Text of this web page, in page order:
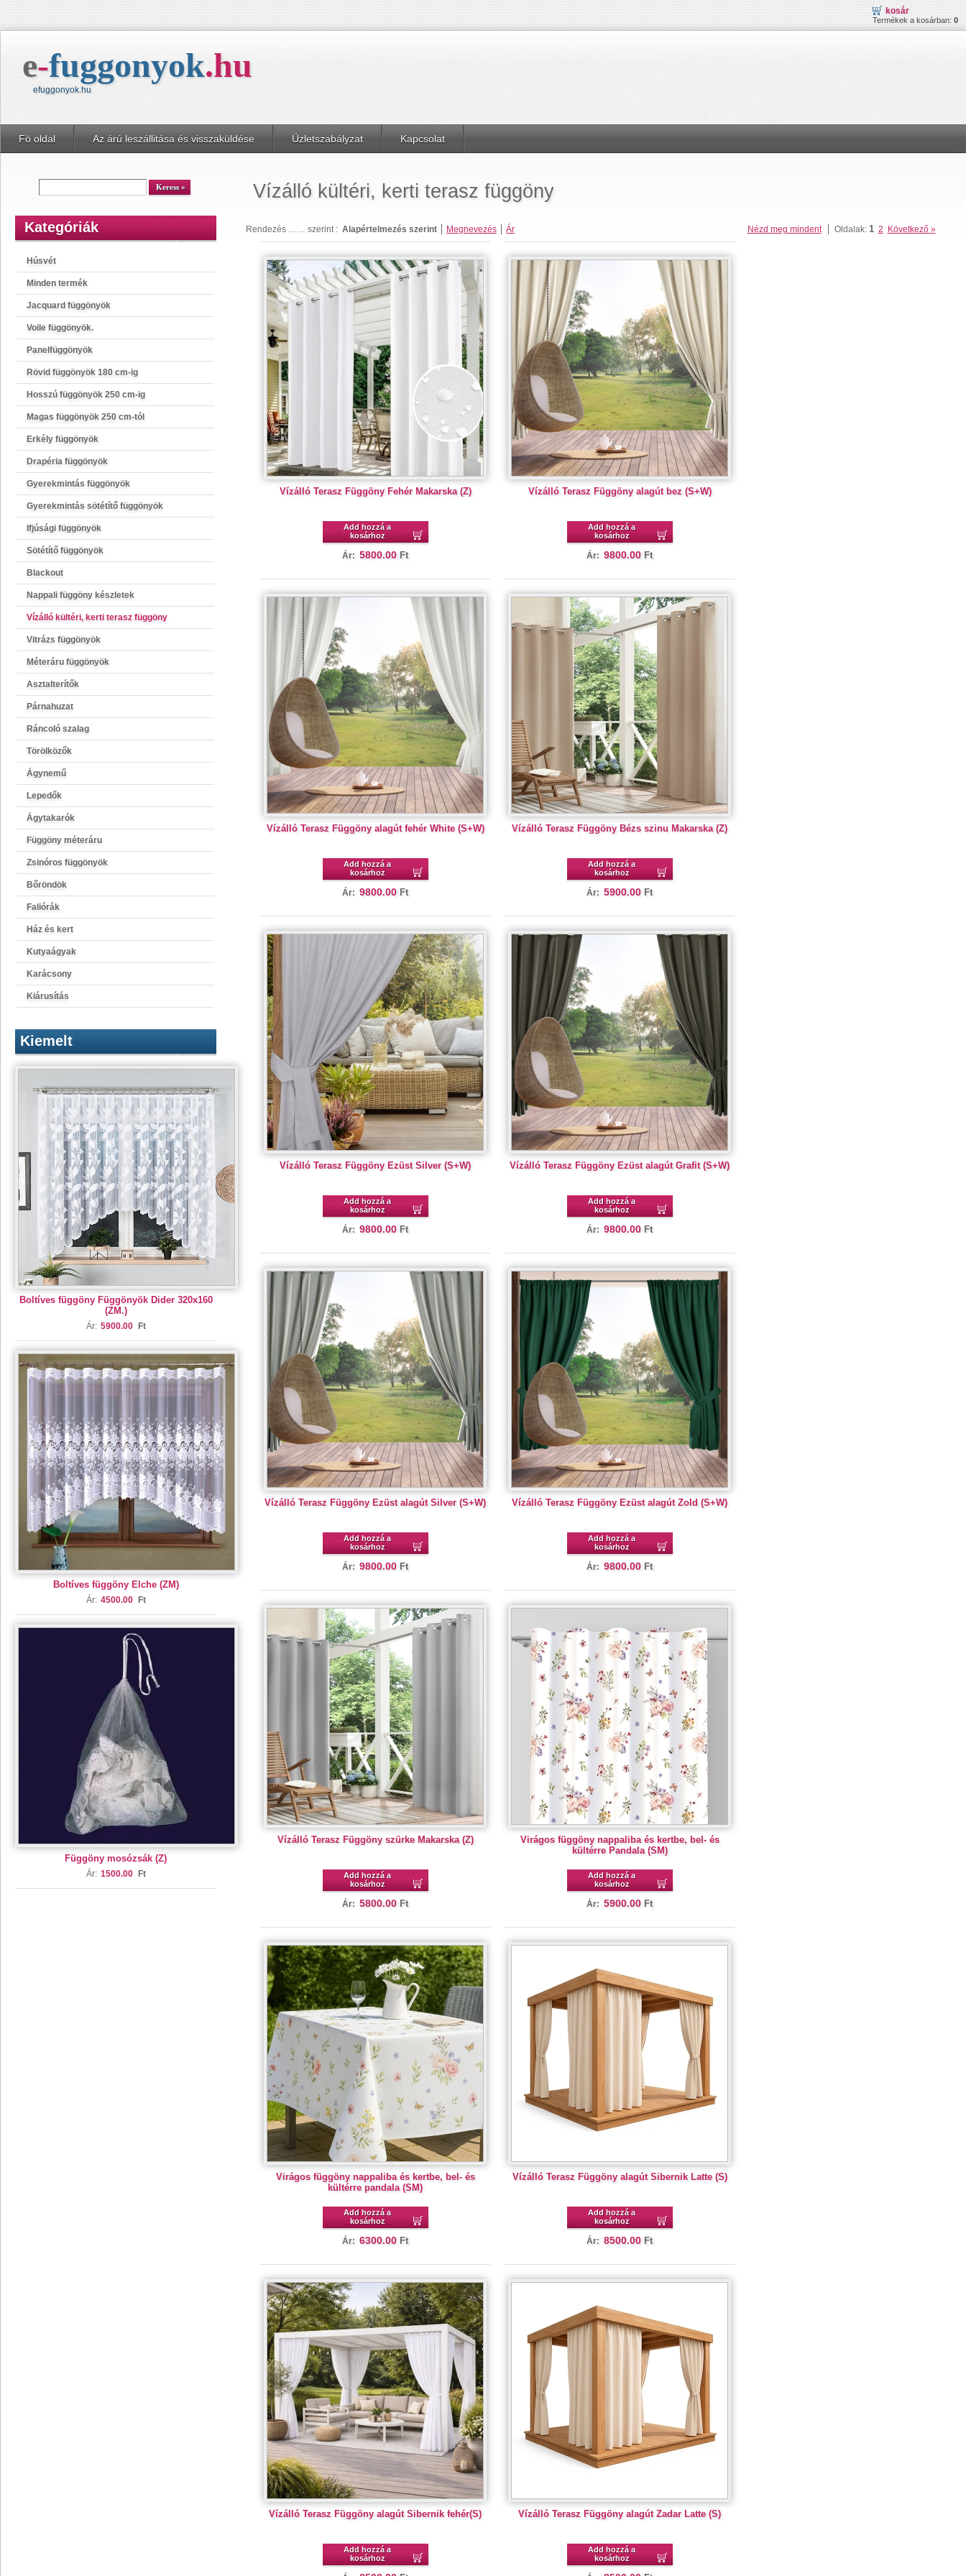
kosár
Termékek a kosárban:0
e-fuggonyok.hu
efuggonyok.hu
Fö oldal Az árú leszállitása és visszaküldése Üzletszabályzat Kapcsolat
Kategóriák
Húsvét
Minden termék
Jacquard függönyök
Voile függönyök.
Panelfüggönyök
Rövid függönyök 180 cm-ig
Hosszú függönyök 250 cm-ig
Magas függönyök 250 cm-tól
Erkély függönyök
Drapéria függönyök
Gyerekmintás függönyök
Gyerekmintás sötétítő függönyök
Ifjúsági függönyök
Sötétítő függönyök
Blackout
Nappali függöny készletek
Vízálló kültéri, kerti terasz függöny
Vitrázs függönyök
Méteráru függönyök
Asztalterítők
Párnahuzat
Ráncoló szalag
Törölközők
Ágynemű
Lepedők
Ágytakarók
Függöny méteráru
Zsinóros függönyök
Bőröndök
Faliórák
Ház és kert
Kutyaágyak
Karácsony
Kiárusítás
Kiemelt
Boltíves függöny Függönyök Dider 320x160
(ZM.)
Ár: 5900.00 Ft
Boltíves függöny Elche (ZM)
Ár: 4500.00 Ft
Függöny mosózsák (Z)
Ár: 1500.00 Ft
Vízálló kültéri, kerti terasz függöny
Rendezés …… szerint : Alapértelmezés szerint Megnevezés Ár Nézd meg mindent Oldalak: 1 2 Következő »
Vízálló Terasz Függöny Fehér Makarska (Z)
Add hozzá a
kosárhoz
Ár: 5800.00 Ft
Vízálló Terasz Függöny alagút bez (S+W)
Add hozzá a
kosárhoz
Ár: 9800.00 Ft
Vízálló Terasz Függöny alagút fehér White (S+W)
Add hozzá a
kosárhoz
Ár: 9800.00 Ft
Vízálló Terasz Függöny Bézs szinu Makarska (Z)
Add hozzá a
kosárhoz
Ár: 5900.00 Ft
Vízálló Terasz Függöny Ezüst Silver (S+W)
Add hozzá a
kosárhoz
Ár: 9800.00 Ft
Vízálló Terasz Függöny Ezüst alagút Grafit (S+W)
Add hozzá a
kosárhoz
Ár: 9800.00 Ft
Vízálló Terasz Függöny Ezüst alagút Silver (S+W)
Add hozzá a
kosárhoz
Ár: 9800.00 Ft
Vízálló Terasz Függöny Ezüst alagút Zold (S+W)
Add hozzá a
kosárhoz
Ár: 9800.00 Ft
Vízálló Terasz Függöny szürke Makarska (Z)
Add hozzá a
kosárhoz
Ár: 5800.00 Ft
Virágos függöny nappaliba és kertbe, bel- és
kültérre Pandala (SM)
Add hozzá a
kosárhoz
Ár: 5900.00 Ft
Virágos függöny nappaliba és kertbe, bel- és
kültérre pandala (SM)
Add hozzá a
kosárhoz
Ár: 6300.00 Ft
Vízálló Terasz Függöny alagút Sibernik Latte (S)
Add hozzá a
kosárhoz
Ár: 8500.00 Ft
Vízálló Terasz Függöny alagút Sibernik fehér(S)
Add hozzá a
kosárhoz
Vízálló Terasz Függöny alagút Zadar Latte (S)
Add hozzá a
kosárhoz